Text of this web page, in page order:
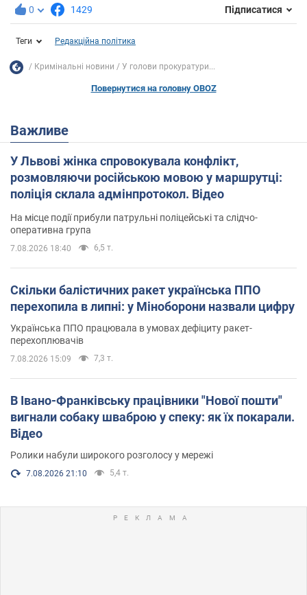
0 1429 Підписатися
Теги Редакційна політика
Кримінальні новини У голови прокуратури...
Повернутися на головну OBOZ
Важливе
У Львові жінка спровокувала конфлікт,
розмовляючи російською мовою у маршрутці:
поліція склала адмінпротокол. Відео
На місце події прибули патрульні поліцейські та слідчо-
оперативна група
7.08.2026 18:40 6,5 т.
Скільки балістичних ракет українська ППО
перехопила в липні: у Міноборони назвали цифру
Українська ППО працювала в умовах дефіциту ракет-
перехоплювачів
7.08.2026 15:09 7,3 т.
В Івано-Франківську працівники "Нової пошти"
вигнали собаку шваброю у спеку: як їх покарали.
Відео
Ролики набули широкого розголосу у мережі
7.08.2026 21:10 5,4 т.